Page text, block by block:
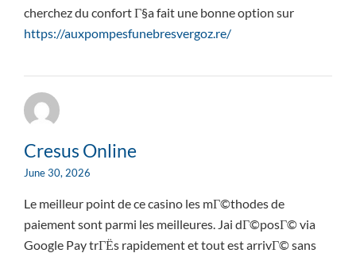
cherchez du confort Г§a fait une bonne option sur
https://auxpompesfunebresvergoz.re/
Cresus Online
June 30, 2026
Le meilleur point de ce casino les mГ©thodes de
paiement sont parmi les meilleures. Jai dГ©posГ© via
Google Pay trГЁs rapidement et tout est arrivГ© sans